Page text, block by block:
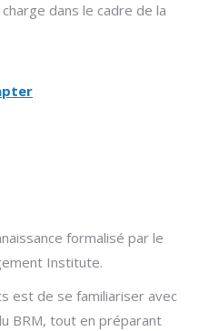
dans le cadre de la
formalisé par le
Institute.
est de se familiariser avec
BRM, tout en préparant